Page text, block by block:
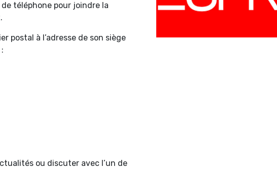
téléphone pour joindre la
postal à l’adresse de son siège
ou discuter avec l’un de